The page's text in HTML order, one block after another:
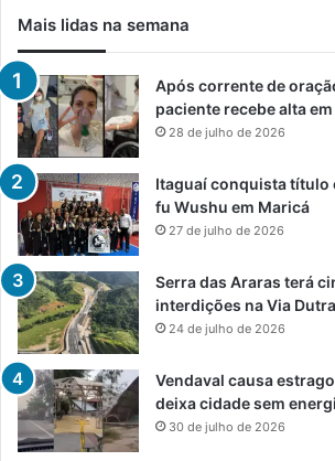
Mais lidas na semana
Após corrente de
paciente recebe alta
28 de julho de 2026
Itaguaí conquista título
fu Wushu em Maricá
27 de julho de 2026
Serra das Araras terá
interdições na Via Dutra
24 de julho de 2026
Vendaval causa
deixa cidade sem
30 de julho de 2026